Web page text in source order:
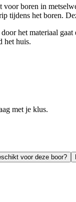
boren in
tijdens het
het materiaal
het huis.
met je klus.
voor deze boor?